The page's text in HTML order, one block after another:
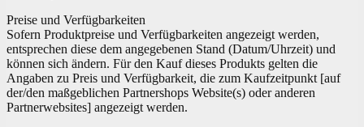
Preise und Verfügbarkeiten
Sofern Produktpreise und Verfügbarkeiten angezeigt werden,
entsprechen diese dem angegebenen Stand (Datum/Uhrzeit) und
können sich ändern. Für den Kauf dieses Produkts gelten die
Angaben zu Preis und Verfügbarkeit, die zum Kaufzeitpunkt [auf
der/den maßgeblichen Partnershops Website(s) oder anderen
Partnerwebsites] angezeigt werden.